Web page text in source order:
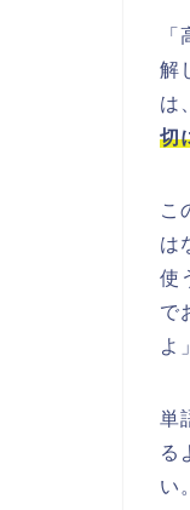
解
は
切
こ
は
使
で
よ
単
る
い。